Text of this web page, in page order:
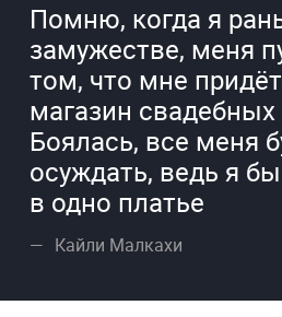
Помню, когда я
замужестве, меня
том, что мне
магазин свадебных
Боялась, все меня
осуждать, ведь я
в одно платье
Кайли Малкахи